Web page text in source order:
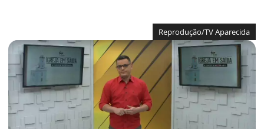
Reprodução/TV Aparecida